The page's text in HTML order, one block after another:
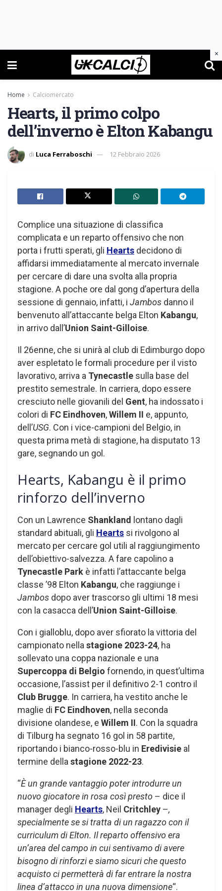
Home Calciomercato
Hearts, il primo colpo
dell’inverno è Elton Kabangu
di Luca Ferraboschi 12 Febbraio 2026
Complice una situazione di classifica
complicata e un reparto offensivo che non
porta i frutti sperati, gli Hearts decidono di
affidarsi immediatamente al mercato invernale
per cercare di dare una svolta alla propria
stagione. A poche ore dal gong d’apertura della
sessione di gennaio, infatti, i Jambos danno il
benvenuto all’attaccante belga Elton Kabangu,
in arrivo dall’Union Saint-Gilloise.
Il 26enne, che si unirà al club di Edimburgo dopo
aver espletato le formali procedure per il visto
lavorativo, arriva a Tynecastle sulla base del
prestito semestrale. In carriera, dopo essere
cresciuto nelle giovanili del Gent, ha indossato i
colori di FC Eindhoven,Willem II e, appunto,
dell’USG. Con i vice-campioni del Belgio, in
questa prima metà di stagione, ha disputato 13
gare, segnando un gol.
Hearts, Kabangu è il primo
rinforzo dell’inverno
Con un Lawrence Shankland
lontano dagli
standard abituali, gli Hearts si rivolgono al
mercato per cercare gol utili al raggiungimento
dell’obiettivo-salvezza. A fare capolino a
Tynecastle Park è infatti l’attaccante belga
classe ’98 Elton Kabangu, che raggiunge i
Jambos dopo aver trascorso gli ultimi 18 mesi
con la casacca dell’Union Saint-Gilloise.
Con i gialloblu, dopo aver sfiorato la vittoria del
campionato nella stagione 2023-24, ha
sollevato una coppa nazionale e una
Supercoppa di Belgio fornendo, in quest’ultima
occasione, l’assist per il definitivo 2-1 contro il
Club Brugge. In carriera, ha vestito anche le
maglie di FC Eindhoven, nella seconda
divisione olandese, e Willem II. Con la squadra
di Tilburg ha segnato 16 gol in 58 partite,
riportando i bianco-rosso-blu in Eredivisie al
termine della stagione 2022-23.
“È un grande vantaggio poter introdurre un
nuovo giocatore in rosa così presto – dice il
manager degli Hearts, Neil Critchley –,
specialmente se si tratta di un ragazzo con il
curriculum di Elton. Il reparto offensivo era
un’area del campo in cui sentivamo di avere
bisogno di rinforzi e siamo sicuri che questo
acquisto ci permetterà di far entrare la nostra
linea d’attacco in una nuova dimensione“.
×